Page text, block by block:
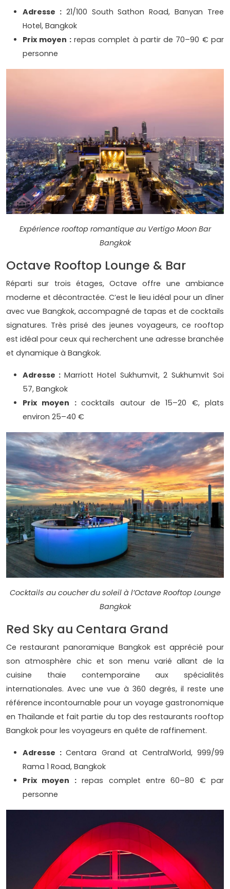
Adresse :21/100 South Sathon Road, Banyan Tree
Hotel, Bangkok
Prix moyen :repas complet à partir de 70–90 € par
personne
Expérience rooftop romantique au Vertigo Moon Bar
Bangkok
Octave Rooftop Lounge & Bar
Réparti sur trois étages, Octave offre une ambiance
moderne et décontractée. C’est le lieu idéal pour un dîner
avec vue Bangkok, accompagné de tapas et de cocktails
signatures. Très prisé des jeunes voyageurs, ce rooftop
est idéal pour ceux qui recherchent une adresse branchée
et dynamique à Bangkok.
Adresse : Marriott Hotel Sukhumvit, 2 Sukhumvit Soi
57, Bangkok
Prix moyen :cocktails autour de 15–20 €, plats
environ 25–40 €
Cocktails au coucher du soleil à l’Octave Rooftop Lounge
Bangkok
Red Sky au Centara Grand
Ce restaurant panoramique Bangkok est apprécié pour
son atmosphère chic et son menu varié allant de la
cuisine thaïe contemporaine aux spécialités
internationales. Avec une vue à 360 degrés, il reste une
référence incontournable pour un voyage gastronomique
en Thaïlande et fait partie du top des restaurants rooftop
Bangkok pour les voyageurs en quête de raffinement.
Adresse :Centara Grand at CentralWorld, 999/99
Rama 1 Road, Bangkok
Prix moyen :repas complet entre 60–80 € par
personne